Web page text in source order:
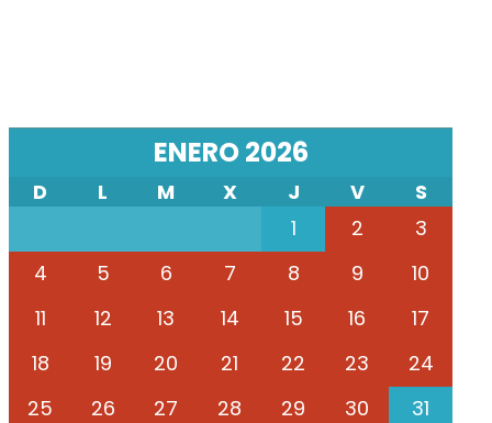
ENERO 2026
D L M X J V
S
1
2
3
4
5 6 7 8 9
10
11
12 13 14 15 16
17
18
19 20 21 22 23
24
25
26 27 28 29 30 31